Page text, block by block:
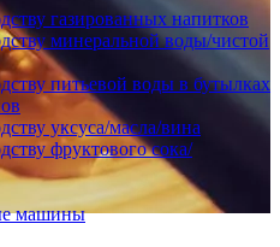
газированных напитков
минеральной воды/чистой
питьевой воды в бутылках
уксуса/масла/вина
фруктового сока/
машины